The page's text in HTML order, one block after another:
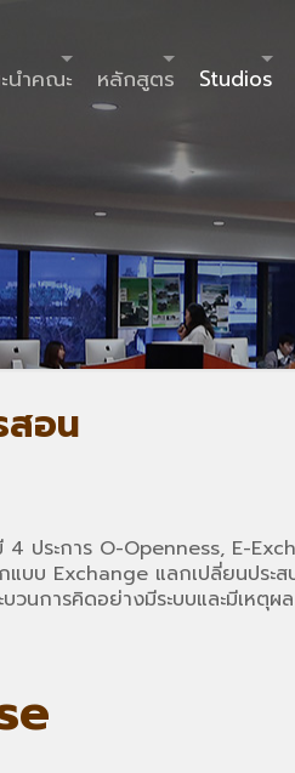
นำคณะ หลักสูตร Studios
สอน
4 ประการ O-Openness, E-
แบบ Exchange แลกเปลี่ยนประ
บวนการคิดอย่างมีระบบและมีเหตุผ